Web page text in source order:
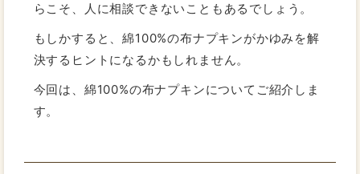
らこそ、人に相談できないこともあるでしょう。
もしかすると、綿100%の布ナプキンがかゆみを解
決するヒントになるかもしれません。
今回は、綿100%の布ナプキンについてご紹介しま
す。